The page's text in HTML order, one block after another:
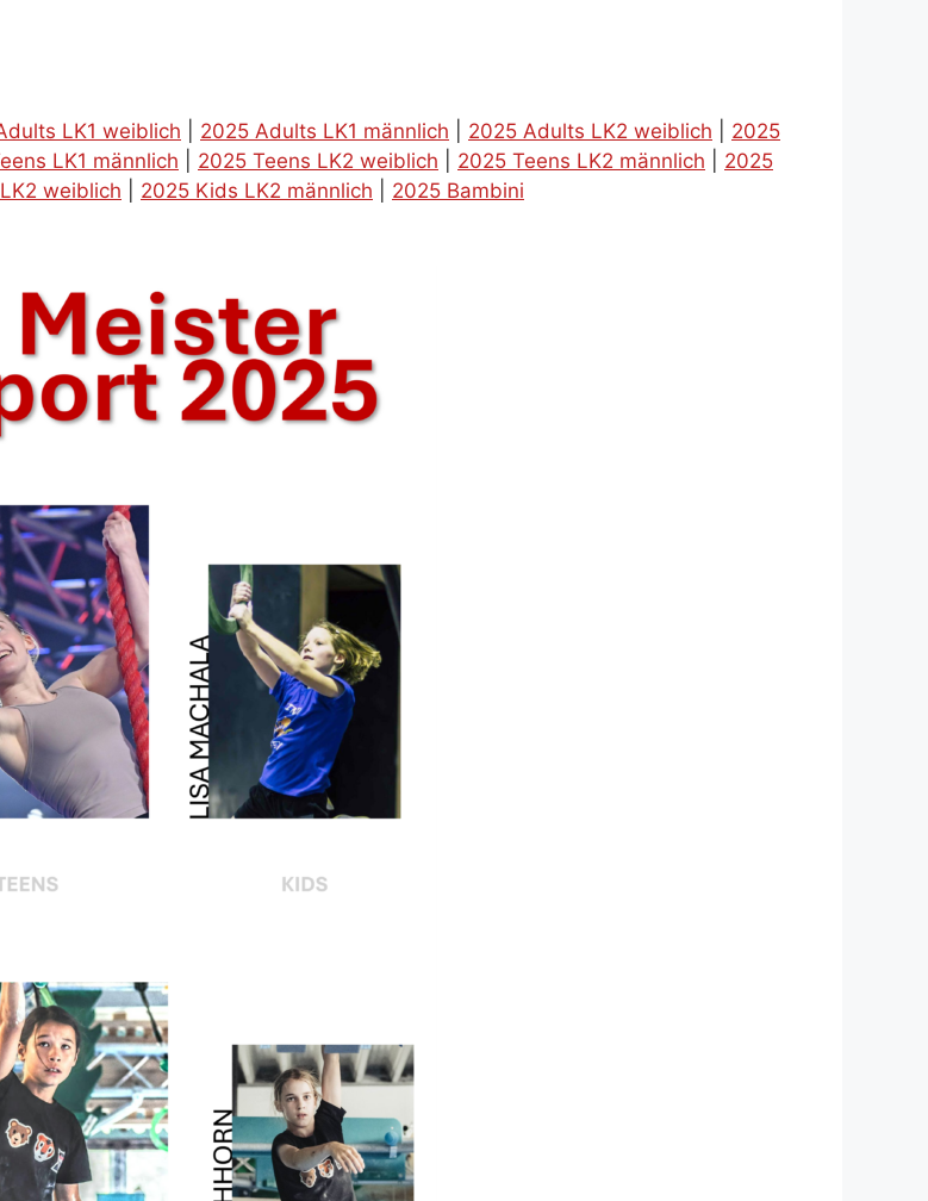
LK1 weiblich 2025 Adults LK1 männlich 2025 Adults LK2 weiblich
2025
LK1 männlich 2025 Teens LK2 weiblich 2025 Teens LK2 männlich
2025
weiblich 2025 Kids LK2 männlich 2025 Bambini